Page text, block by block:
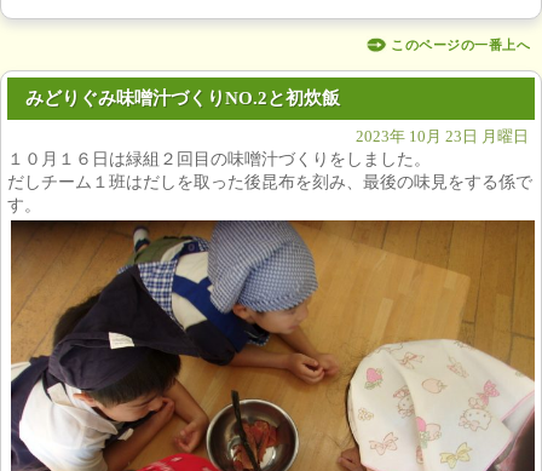
このページの一番上へ
みどりぐみ味噌汁づくりNO.2と初炊飯
2023年 10月 23日 月曜日
１０月１６日は緑組２回目の味噌汁づくりをしました。
だしチーム１班はだしを取った後昆布を刻み、最後の味見をする係で
す。